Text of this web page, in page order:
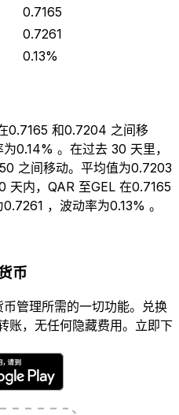
0.7165
0.7261
0.13%
0.7165 和0.7204 之间移
0.14% 。在过去 30 天里，
之间移动。平均值为0.7203
天内，QAR 至GEL 在0.7165
，波动率为0.13% 。
币
管理所需的一切功能。兑换
账，无任何隐藏费用。立即下